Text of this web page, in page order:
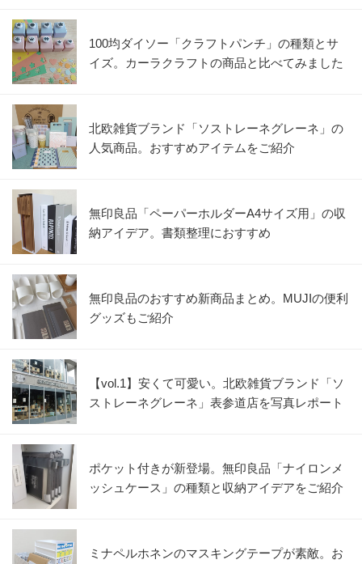
100均ダイソー「クラフトパンチ」の種類とサ
イズ。カーラクラフトの商品と比べてみました
北欧雑貨ブランド「ソストレーネグレーネ」の
人気商品。おすすめアイテムをご紹介
無印良品「ペーパーホルダーA4サイズ用」の収
納アイデア。書類整理におすすめ
無印良品のおすすめ新商品まとめ。MUJIの便利
グッズもご紹介
【vol.1】安くて可愛い。北欧雑貨ブランド「ソ
ストレーネグレーネ」表参道店を写真レポート
ポケット付きが新登場。無印良品「ナイロンメ
ッシュケース」の種類と収納アイデアをご紹介
ミナペルホネンのマスキングテープが素敵。お